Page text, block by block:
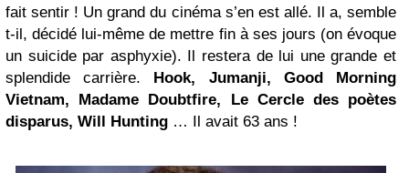
fait sentir ! Un grand du cinéma s’en est allé. Il a, semble
t-il, décidé lui-même de mettre fin à ses jours (on évoque
un suicide par asphyxie). Il restera de lui une grande et
splendide carrière. Hook, Jumanji, Good Morning
Vietnam, Madame Doubtfire, Le Cercle des poètes
disparus, Will Hunting … Il avait 63 ans !